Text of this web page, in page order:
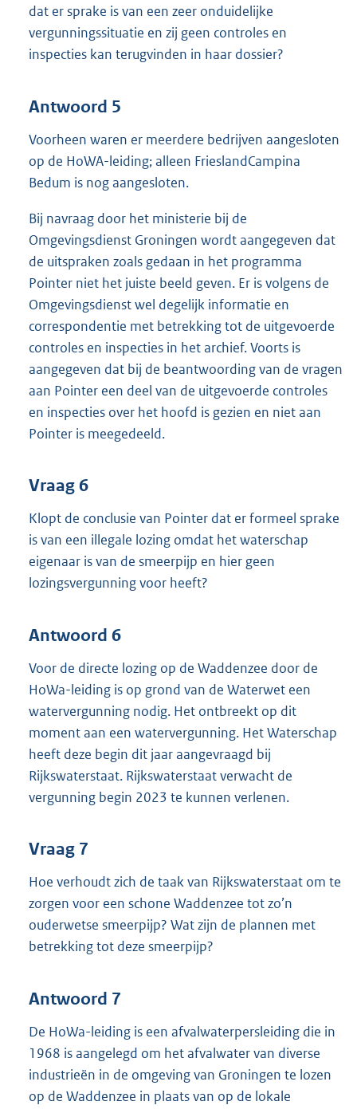
dat er sprake is van een zeer onduidelijke
vergunningssituatie en zij geen controles en
inspecties kan terugvinden in haar dossier?
Antwoord 5
Voorheen waren er meerdere bedrijven aangesloten
op de HoWA-leiding; alleen FrieslandCampina
Bedum is nog aangesloten.
Bij navraag door het ministerie bij de
Omgevingsdienst Groningen wordt aangegeven dat
de uitspraken zoals gedaan in het programma
Pointer niet het juiste beeld geven. Er is volgens de
Omgevingsdienst wel degelijk informatie en
correspondentie met betrekking tot de uitgevoerde
controles en inspecties in het archief. Voorts is
aangegeven dat bij de beantwoording van de vragen
aan Pointer een deel van de uitgevoerde controles
en inspecties over het hoofd is gezien en niet aan
Pointer is meegedeeld.
Vraag 6
Klopt de conclusie van Pointer dat er formeel sprake
is van een illegale lozing omdat het waterschap
eigenaar is van de smeerpijp en hier geen
lozingsvergunning voor heeft?
Antwoord 6
Voor de directe lozing op de Waddenzee door de
HoWa-leiding is op grond van de Waterwet een
watervergunning nodig. Het ontbreekt op dit
moment aan een watervergunning. Het Waterschap
heeft deze begin dit jaar aangevraagd bij
Rijkswaterstaat. Rijkswaterstaat verwacht de
vergunning begin 2023 te kunnen verlenen.
Vraag 7
Hoe verhoudt zich de taak van Rijkswaterstaat om te
zorgen voor een schone Waddenzee tot zo’n
ouderwetse smeerpijp? Wat zijn de plannen met
betrekking tot deze smeerpijp?
Antwoord 7
De HoWa-leiding is een afvalwaterpersleiding die in
1968 is aangelegd om het afvalwater van diverse
industrieën in de omgeving van Groningen te lozen
op de Waddenzee in plaats van op de lokale